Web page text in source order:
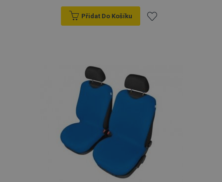
Přidat Do Košíku
oblíbeným